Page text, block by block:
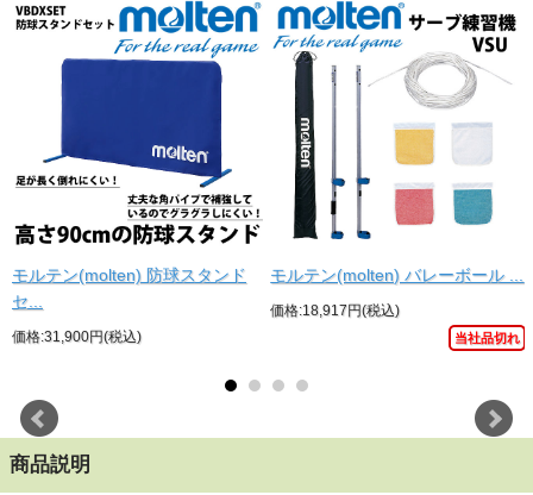
モルテン(molten) 防球スタンド
セ...
価格:31,900円(税込)
モルテン(molten) バレーボール ...
価格:18,917円(税込)
当社品切れ
商品説明